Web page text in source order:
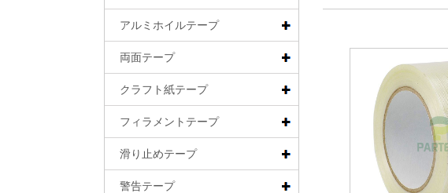
アルミホイルテープ
両面テープ
クラフト紙テープ
フィラメントテープ
滑り止めテープ
警告テープ